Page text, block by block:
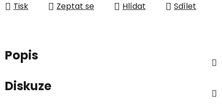
Tisk
Zeptat se Hlídat Sdílet
Popis
Diskuze